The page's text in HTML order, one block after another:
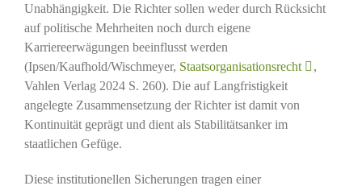
Unabhängigkeit. Die Richter sollen weder durch Rücksicht
auf politische Mehrheiten noch durch eigene
Karriereerwägungen beeinflusst werden
(Ipsen/Kaufhold/Wischmeyer, Staatsorganisationsrecht
,
Vahlen Verlag 2024 S. 260). Die auf Langfristigkeit
angelegte Zusammensetzung der Richter ist damit von
Kontinuität geprägt und dient als Stabilitätsanker im
staatlichen Gefüge.
Diese institutionellen Sicherungen tragen einer